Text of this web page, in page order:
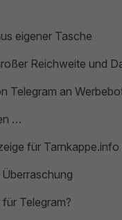
eigener Tasche
Reichweite und
Telegram an
…
für
Telegram?